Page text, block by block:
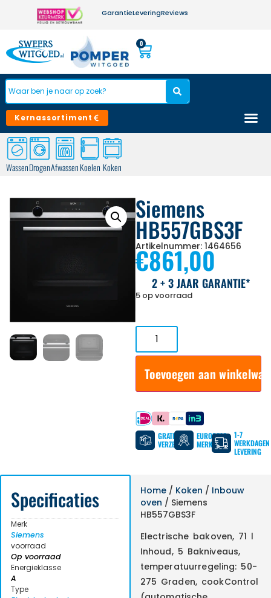
GarantieLeveringReviews
0
Kernassortiment
WassenDrogenAfwassenKoelen Koken
Siemens
HB557GBS3F
Artikelnummer: 1464656
€861,00
2 + 3 JAAR GARANTIE*
5 op voorraad
Toevoegen aan
Betaal met
GRATIS
VERZENDING
EUROPESE
MERKEN
1-7
WERKDAGEN
LEVERING
Specificaties
Merk
Siemens
voorraad
Op voorraad
Energieklasse
A
Type
Home/ Koken / Inbouw
oven / Siemens
HB557GBS3F
Electrische bakoven, 71 l
Inhoud, 5 Bakniveaus,
temperatuurregeling: 50-
275 Graden, cookControl